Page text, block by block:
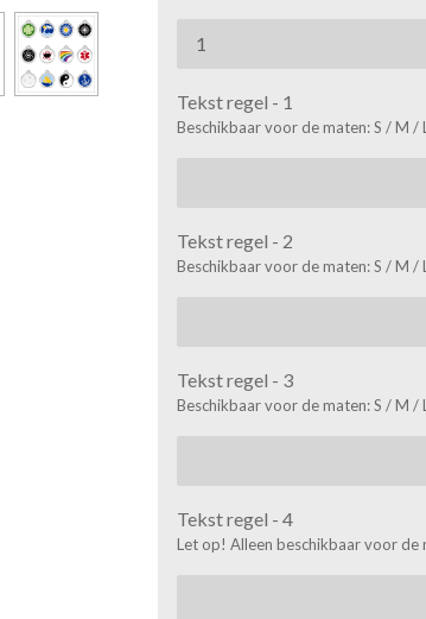
Tekst regel - 1
Beschikbaar voor de maten: S / M / L
Tekst regel - 2
Beschikbaar voor de maten: S / M / L
Tekst regel - 3
Beschikbaar voor de maten: S / M / L
Tekst regel - 4
Let op! Alleen beschikbaar voor de